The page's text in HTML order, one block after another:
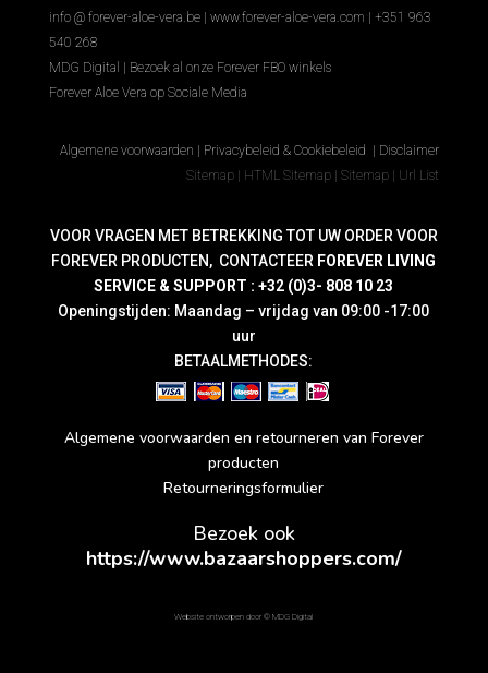
info @ forever-aloe-vera.be | www.forever-aloe-vera.com | +351 963
540 268
MDG Digital | Bezoek al onze Forever FBO winkels
Forever Aloe Vera op Sociale Media
Algemene voorwaarden | Privacybeleid & Cookiebeleid | Disclaimer
Sitemap | HTML Sitemap |Sitemap | Url List
VOOR VRAGEN MET BETREKKING TOT UW ORDER VOOR
FOREVER PRODUCTEN, CONTACTEER FOREVER LIVING
SERVICE & SUPPORT : +32 (0)3- 808 10 23
Openingstijden: Maandag – vrijdag van 09:00 -17:00
uur
BETAALMETHODES:
Algemene voorwaarden en retourneren van Forever
producten
Retourneringsformulier
Bezoek ook
https://www.bazaarshoppers.com/
Website ontworpen door ©MDG Digital